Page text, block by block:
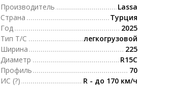
Производитель
Lassa
Страна
Турция
Год
2025
Тип Т/С
легкогрузовой
Ширина
225
Диаметр
R15C
Профиль
70
ИС (?)
R - до 170 км/ч